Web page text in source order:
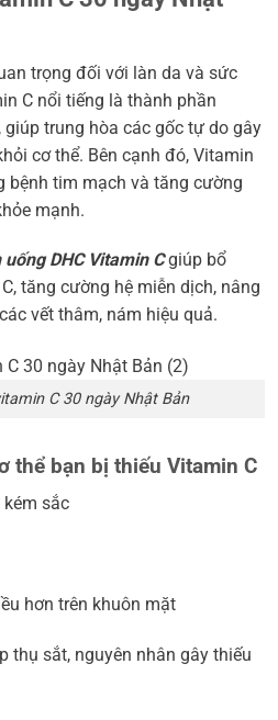
trọng đối với làn da và sức
C nổi tiếng là thành phần
trung hòa các gốc tự do gây
cơ thể. Bên cạnh đó, Vitamin
bệnh tim mạch và tăng cường
mạnh.
uốngDHC Vitamin Cgiúp bổ
tăng cường hệ miễn dịch, nâng
vết thâm, nám hiệu quả.
C 30 ngày Nhật Bản
thể bạn bị thiếu Vitamin C
kém sắc
hơn trên khuôn mặt
thụ sắt, nguyên nhân gây thiếu